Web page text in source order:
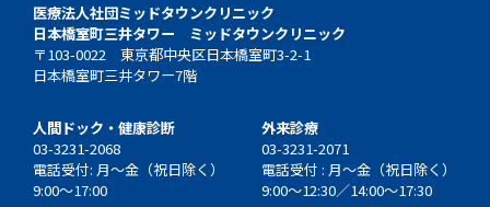
医療法人社団ミッドタウンクリニック
日本橋室町三井タワー ミッドタウンクリニック
〒103-0022 東京都中央区日本橋室町3-2-1
日本橋室町三井タワー7階
人間ドック・健康診断
03-3231-2068
電話受付: 月～金（祝日除く）
9:00～17:00
外来診療
03-3231-2071
電話受付 : 月～金（祝日除く）
9:00～12:30／14:00～17:30